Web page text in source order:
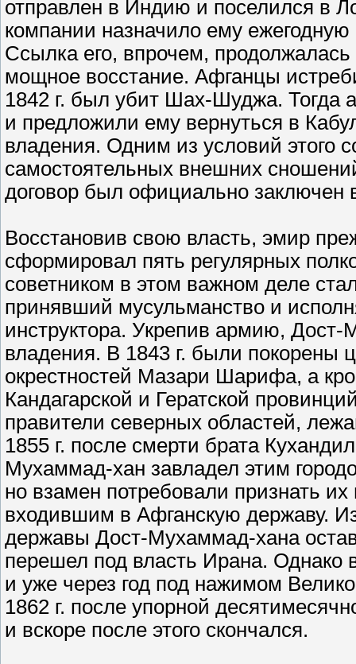
отправлен в Индию и поселился в
компании назначило ему
Ссылка его, впрочем,
мощное восстание. Афганцы
1842 г. был убит Шах-Шуджа. Тогда
и предложили ему вернуться в
владения. Одним из условий этого
самостоятельных внешних
договор был официально заключен
Восстановив свою власть, эмир
сформировал пять регулярных
советником в этом важном деле
принявший мусульманство и
инструктора. Укрепив армию,
владения. В 1843 г. были покорены
окрестностей Мазари Шарифа, а
Кандагарской и Гератской
правители северных областей,
1855 г. после смерти брата
Мухаммад-хан завладел этим
но взамен потребовали признать
входившим в Афганскую державу.
державы Дост-Мухаммад-хана
перешел под власть Ирана. Однако
и уже через год под нажимом
1862 г. после упорной
и вскоре после этого скончался.